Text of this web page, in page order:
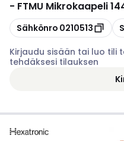
- FTMU Mikrokaapeli
Kopioi
Sähkönro 0210513
Kirjaudu sisään tai luo tili
tehdäksesi tilauksen